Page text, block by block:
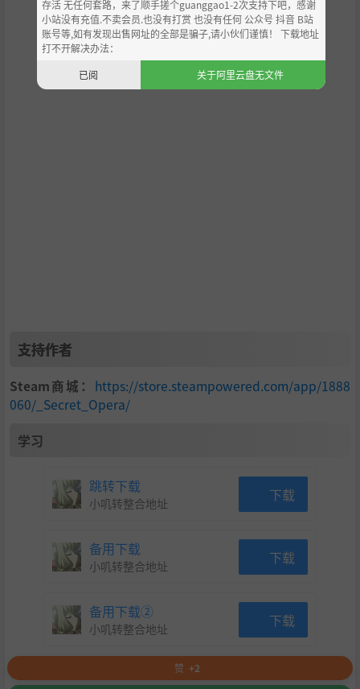
可真正的她……究竟是？
支持作者
Steam商城： https://store.steampowered.com/app/1888
060/_Secret_Opera/
学习
跳转下载
小叽转整合地址 下载
备用下载
小叽转整合地址 下载
备用下载②
小叽转整合地址 下载
赞 +2
存活 无任何套路，来了顺手搓个guanggao1-2次支持下吧，感谢
小站没有充值.不卖会员.也没有打赏 也没有任何 公众号 抖音 B站
账号等,如有发现出售网址的全部是骗子,请小伙们谨慎！ 下载地址
打不开解决办法：
已阅
关于阿里云盘无文件